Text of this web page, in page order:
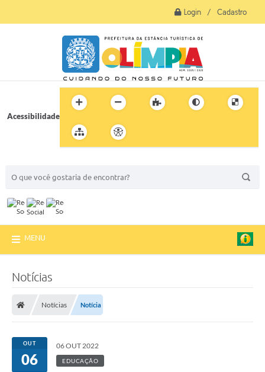
Login / Cadastro
Acessibilidade
MENU
Notícias
Notícias Notícia
OUT
06
06 OUT 2022
EDUCAÇÃO